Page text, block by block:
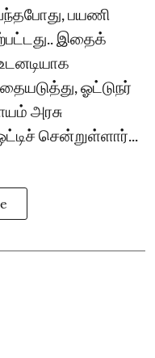
பயணி
இதைக்
ஓட்டுநர்
அரசு
சென்றுள்ளார்...